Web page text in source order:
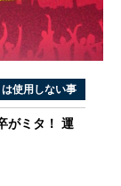
使用しない事
がミタ！ 運